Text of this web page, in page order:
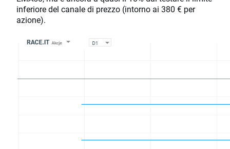
inferiore del canale di prezzo (intorno ai 380 € per
azione).